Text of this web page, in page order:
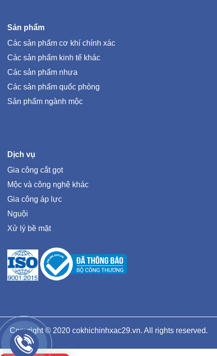
Sản phẩm
Các sản phẩm cơ khí chính xác
Các sản phẩm kinh tế khác
Các sản phẩm nhựa
Các sản phẩm quốc phòng
Sản phẩm ngành mộc
Dịch vụ
Gia công cắt gọt
Mộc và công nghệ khác
Gia công áp lực
Nguội
Xử lý bề mặt
Copyright © 2020 cokhichinhxac29.vn. All rights reserved.